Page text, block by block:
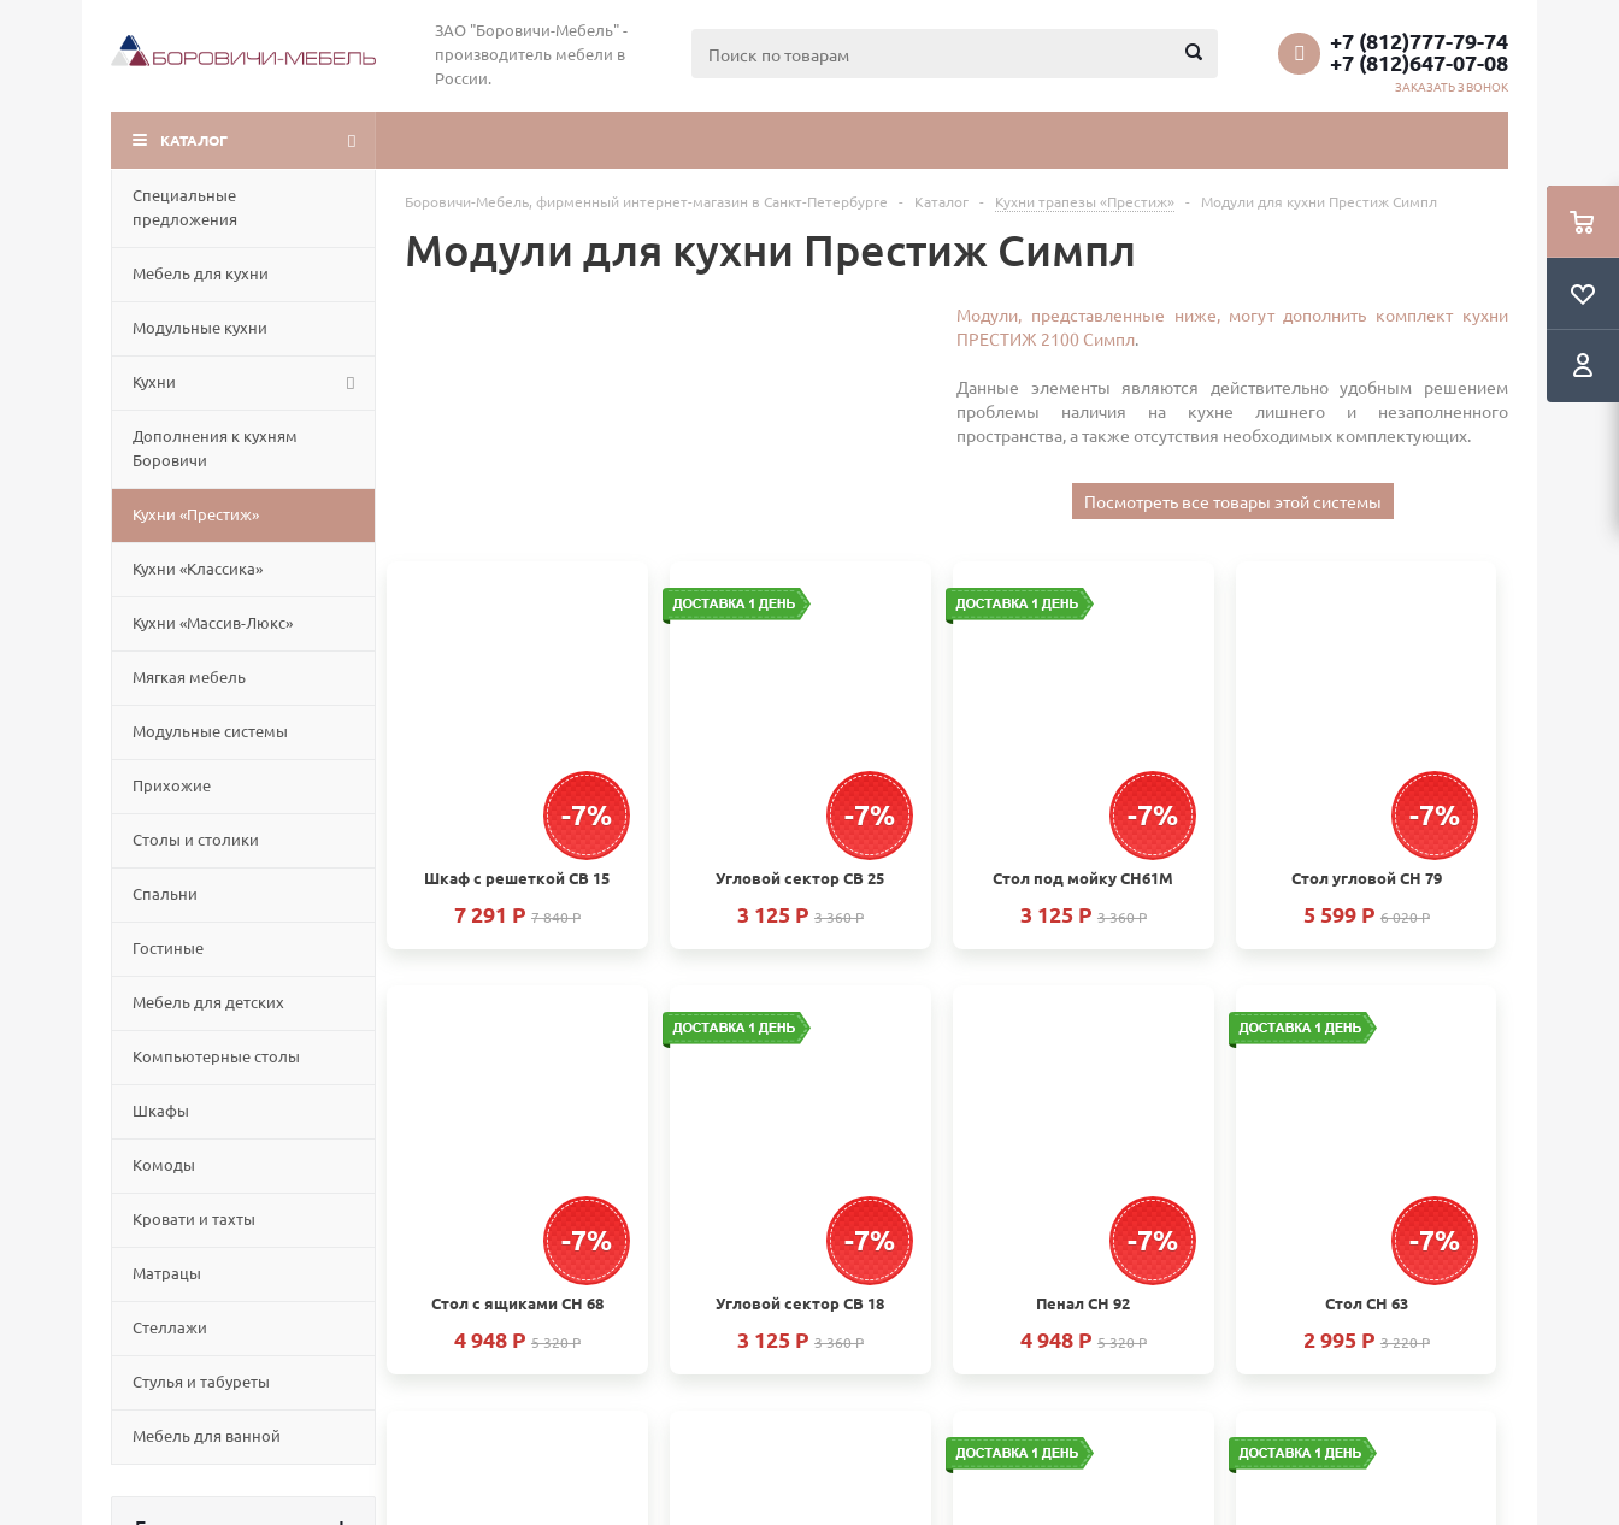
ЗАО "Боровичи-Мебель" -
производитель мебели в
России.
+7 (812)777-79-74
+7 (812)647-07-08
ЗАКАЗАТЬ ЗВОНОК
КАТАЛОГ
Специальные
предложения
Мебель для кухни
Модульные кухни
Кухни
Дополнения к кухням
Боровичи
Кухни «Престиж»
Кухни «Классика»
Кухни «Массив-Люкс»
Мягкая мебель
Модульные системы
Прихожие
Столы и столики
Спальни
Гостиные
Мебель для детских
Компьютерные столы
Шкафы
Комоды
Кровати и тахты
Матрацы
Стеллажи
Cтулья и табуреты
Мебель для ванной
Боровичи-Мебель, фирменный интернет-магазин в Санкт-Петербурге - Каталог - Кухни трапезы «Престиж» - Модули для кухни Престиж Симпл
Модули для кухни Престиж Симпл
Модули, представленные ниже, могут дополнить комплект кухни
ПРЕСТИЖ 2100 Симпл.
Данные элементы являются действительно удобным решением
проблемы наличия на кухне лишнего и незаполненного
пространства, а также отсутствия необходимых комплектующих.
Посмотреть все товары этой системы
-7%
Шкаф с решеткой СВ 15
7 291 P 7 840 P
-7%
Угловой сектор СВ 25
3 125 P 3 360 P
-7%
Стол под мойку СН61М
3 125 P 3 360 P
-7%
Стол угловой СН 79
5 599 P 6 020 P
-7%
Стол с ящиками СН 68
4 948 P 5 320 P
-7%
Угловой сектор СВ 18
3 125 P 3 360 P
-7%
Пенал СН 92
4 948 P 5 320 P
-7%
Стол СН 63
2 995 P 3 220 P